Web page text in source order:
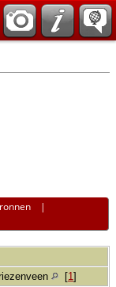
|
[1 ]